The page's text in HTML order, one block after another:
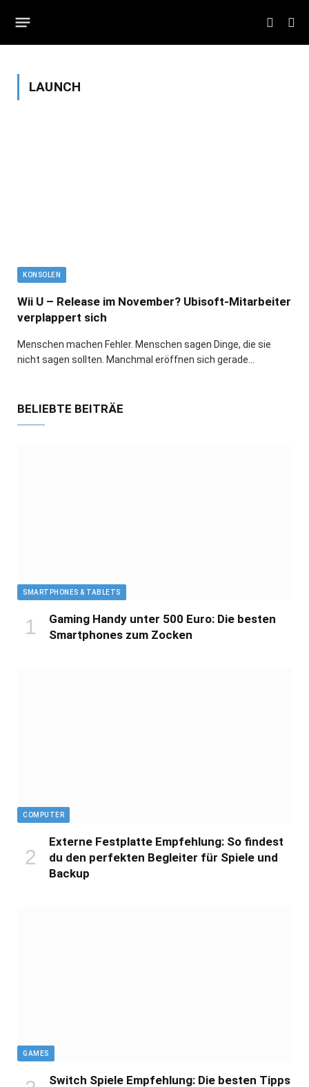
LAUNCH
KONSOLEN
Wii U – Release im November? Ubisoft-Mitarbeiter
verplappert sich
Menschen machen Fehler. Menschen sagen Dinge, die sie
nicht sagen sollten. Manchmal eröffnen sich gerade…
BELIEBTE BEITRÄE
SMARTPHONES & TABLETS
Gaming Handy unter 500 Euro: Die besten
Smartphones zum Zocken
COMPUTER
Externe Festplatte Empfehlung: So findest
du den perfekten Begleiter für Spiele und
Backup
GAMES
Switch Spiele Empfehlung: Die besten Tipps